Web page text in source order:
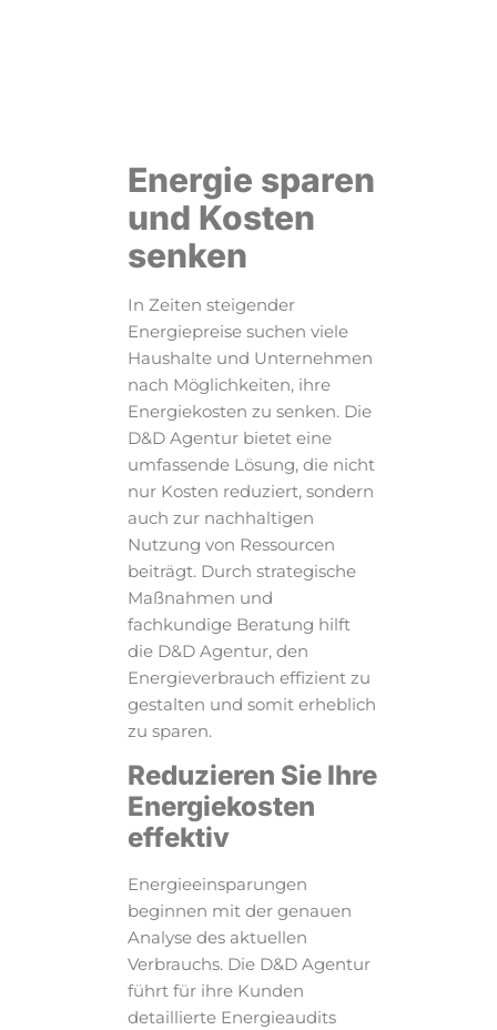
Energie sparen
und Kosten
senken
In Zeiten steigender
Energiepreise suchen viele
Haushalte und Unternehmen
nach Möglichkeiten, ihre
Energiekosten zu senken. Die
D&D Agentur bietet eine
umfassende Lösung, die nicht
nur Kosten reduziert, sondern
auch zur nachhaltigen
Nutzung von Ressourcen
beiträgt. Durch strategische
Maßnahmen und
fachkundige Beratung hilft
die D&D Agentur, den
Energieverbrauch effizient zu
gestalten und somit erheblich
zu sparen.
Reduzieren Sie Ihre
Energiekosten
effektiv
Energieeinsparungen
beginnen mit der genauen
Analyse des aktuellen
Verbrauchs. Die D&D Agentur
führt für ihre Kunden
detaillierte Energieaudits